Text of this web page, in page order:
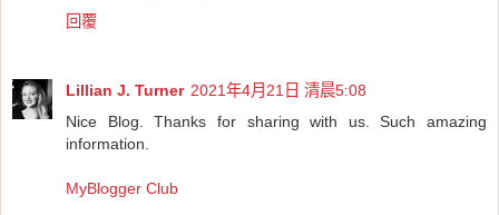
回覆
Lillian J. Turner 2021年4月21日 清晨5:08
Nice Blog. Thanks for sharing with us. Such amazing
information.
MyBlogger Club